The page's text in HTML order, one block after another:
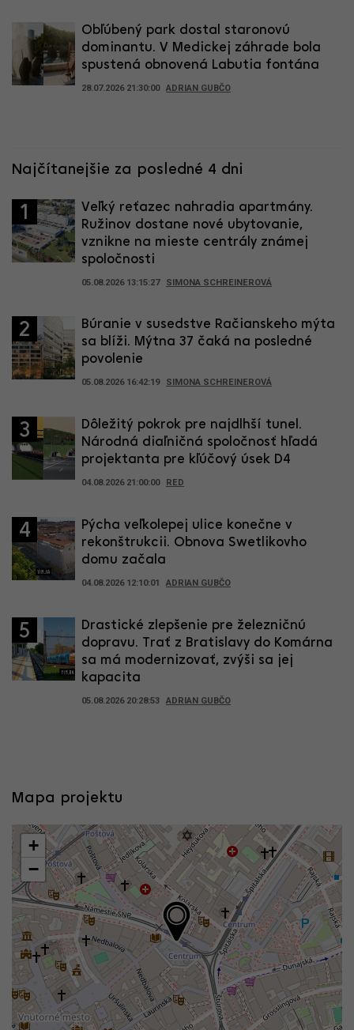
Obľúbený park dostal staronovú
dominantu. V Medickej záhrade bola
spustená obnovená Labutia fontána
28.07.2026 21:30:00 ADRIAN GUBČO
Najčítanejšie za posledné 4 dni
1
Veľký reťazec nahradia apartmány.
Ružinov dostane nové ubytovanie,
vznikne na mieste centrály známej
spoločnosti
05.08.2026 13:15:27 SIMONA SCHREINEROVÁ
2
Búranie v susedstve Račianskeho mýta
sa blíži. Mýtna 37 čaká na posledné
povolenie
05.08.2026 16:42:19 SIMONA SCHREINEROVÁ
3
Dôležitý pokrok pre najdlhší tunel.
Národná diaľničná spoločnosť hľadá
projektanta pre kľúčový úsek D4
04.08.2026 21:00:00 RED
4
Pýcha veľkolepej ulice konečne v
rekonštrukcii. Obnova Swetlikovho
domu začala
04.08.2026 12:10:01 ADRIAN GUBČO
5
Drastické zlepšenie pre železničnú
dopravu. Trať z Bratislavy do Komárna
sa má modernizovať, zvýši sa jej
kapacita
05.08.2026 20:28:53 ADRIAN GUBČO
Mapa projektu
+
−